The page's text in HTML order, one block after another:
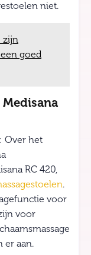
niet.
zijn
goed
: Over het
RC 420,
.
voor
voor
er aan​​.